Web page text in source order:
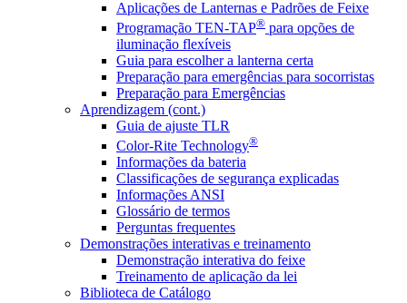
Aplicações de Lanternas e Padrões de Feixe
Programação TEN-TAP® para opções de
iluminação flexíveis
Guia para escolher a lanterna certa
Preparação para emergências para socorristas
Preparação para Emergências
Aprendizagem (cont.)
Guia de ajuste TLR
Color-Rite Technology®
Informações da bateria
Classificações de segurança explicadas
Informações ANSI
Glossário de termos
Perguntas frequentes
Demonstrações interativas e treinamento
Demonstração interativa do feixe
Treinamento de aplicação da lei
Biblioteca de Catálogo